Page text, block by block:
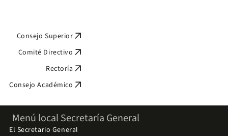
Consejo Superior arrow_outward
Comité Directivo arrow_outward
Rectoría arrow_outward
Consejo Académico arrow_outward
Menú local Secretaría General
El Secretario General